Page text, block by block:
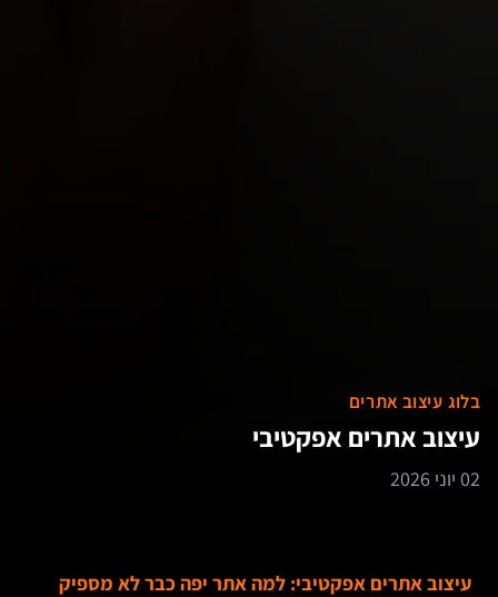
בלוג עיצוב אתרים
עיצוב אתרים אפקטיבי
02 יוני 2026
עיצוב אתרים אפקטיבי: למה אתר יפה כבר לא מספיק